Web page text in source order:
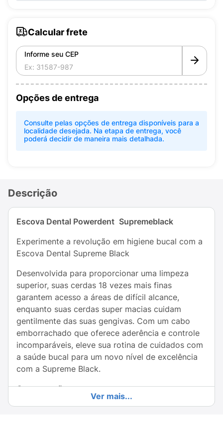
Calcular frete
Informe seu CEP
Opções de entrega
Consulte pelas opções de entrega disponíveis para a
localidade desejada. Na etapa de entrega, você
poderá decidir de maneira mais detalhada.
Descrição
Escova Dental Powerdent Supremeblack
Experimente a revolução em higiene bucal com a
Escova Dental Supreme Black
Desenvolvida para proporcionar uma limpeza
superior, suas cerdas 18 vezes mais finas
garantem acesso a áreas de difícil alcance,
enquanto suas cerdas super macias cuidam
gentilmente das suas gengivas. Com um cabo
emborrachado que oferece aderência e controle
incomparáveis, eleve sua rotina de cuidados com
a saúde bucal para um novo nível de excelência
com a Supreme Black.
Conservação:
Conservar em lugar seco, fresco e protegido da
Ver mais...